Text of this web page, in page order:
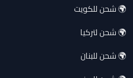
🌍 شحن للكويت
🌍 شحن لتركيا
🌍 شحن للبنان